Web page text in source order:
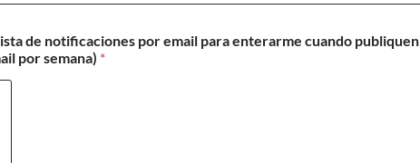
de notificaciones por email para enterarme cuando publiquen
por semana) *